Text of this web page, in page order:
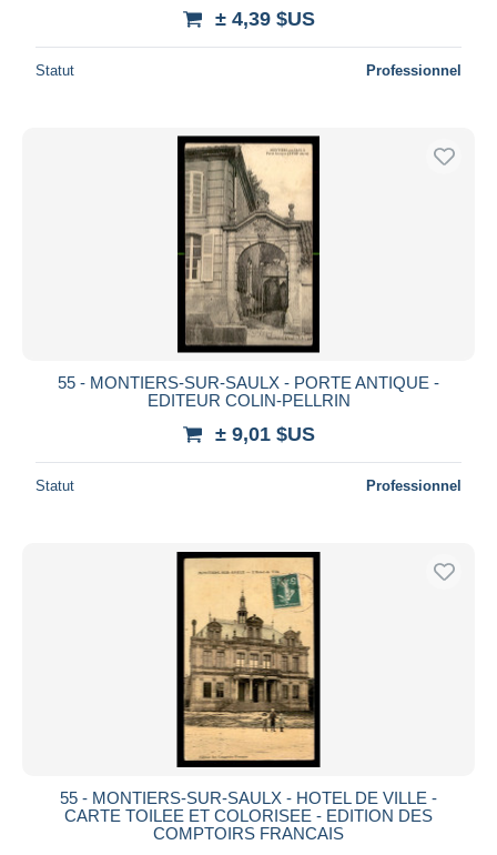
± 4,39 $US
Statut Professionnel
55 - MONTIERS-SUR-SAULX - PORTE ANTIQUE -
EDITEUR COLIN-PELLRIN
± 9,01 $US
Statut Professionnel
55 - MONTIERS-SUR-SAULX - HOTEL DE VILLE -
CARTE TOILEE ET COLORISEE - EDITION DES
COMPTOIRS FRANCAIS